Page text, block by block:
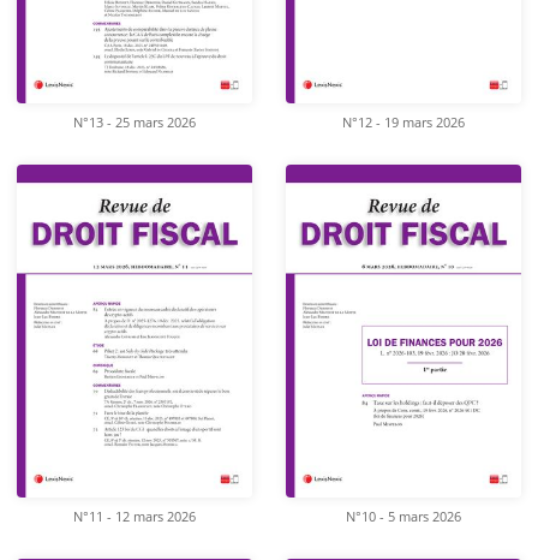
N°13 - 25 mars 2026 N°12 - 19 mars 2026
N°11 - 12 mars 2026 N°10 - 5 mars 2026